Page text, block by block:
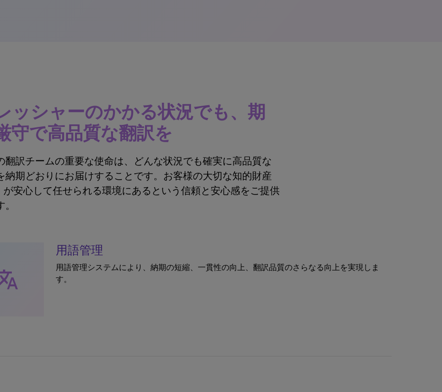
ッシャーのかかる状況でも、期
守で高品質な翻訳を
翻訳チームの重要な使命は、どんな状況でも確実に高品質な
納期どおりにお届けすることです。お客様の大切な知的財産
が安心して任せられる環境にあるという信頼と安心感をご提供
用語管理
用語管理システムにより、納期の短縮、一貫性の向上、翻訳品質のさらなる向上を実現しま
す。